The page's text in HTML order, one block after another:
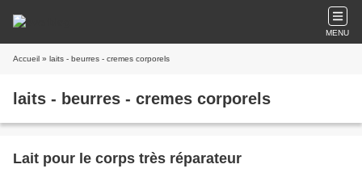
MENU
Accueil » laits - beurres - cremes corporels
laits - beurres - cremes corporels
Lait pour le corps très réparateur